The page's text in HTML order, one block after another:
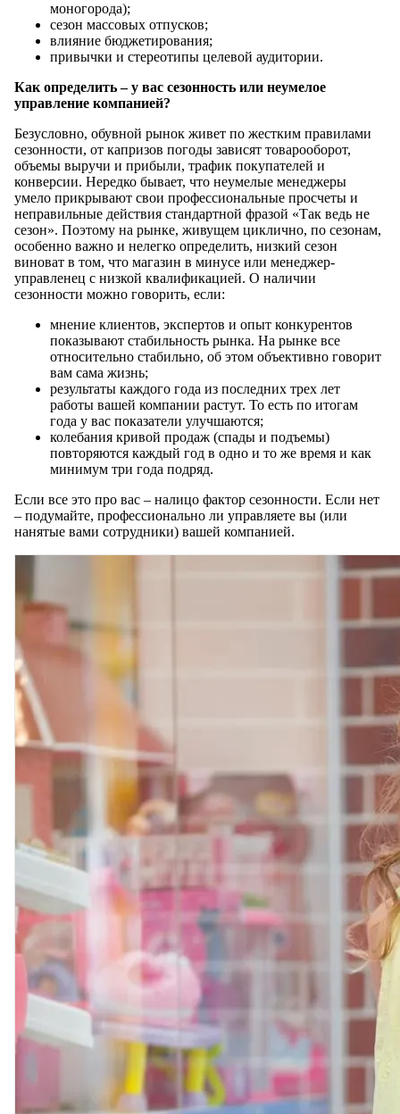
моногорода);
сезон массовых отпусков;
влияние бюджетирования;
привычки и стереотипы целевой аудитории.
Как определить – у вас сезонность или неумелое
управление компанией?
Безусловно, обувной рынок живет по жестким правилами
сезонности, от капризов погоды зависят товарооборот,
объемы выручи и прибыли, трафик покупателей и
конверсии. Нередко бывает, что неумелые менеджеры
умело прикрывают свои профессиональные просчеты и
неправильные действия стандартной фразой «Так ведь не
сезон». Поэтому на рынке, живущем циклично, по сезонам,
особенно важно и нелегко определить, низкий сезон
виноват в том, что магазин в минусе или менеджер-
управленец с низкой квалификацией. О наличии
сезонности можно говорить, если:
мнение клиентов, экспертов и опыт конкурентов
показывают стабильность рынка. На рынке все
относительно стабильно, об этом объективно говорит
вам сама жизнь;
результаты каждого года из последних трех лет
работы вашей компании растут. То есть по итогам
года у вас показатели улучшаются;
колебания кривой продаж (спады и подъемы)
повторяются каждый год в одно и то же время и как
минимум три года подряд.
Если все это про вас – налицо фактор сезонности. Если нет
– подумайте, профессионально ли управляете вы (или
нанятые вами сотрудники) вашей компанией.